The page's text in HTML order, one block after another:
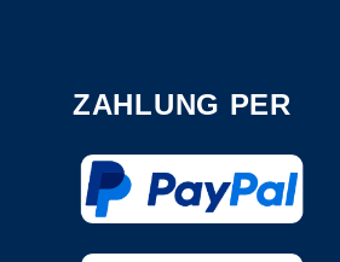
ZAHLUNG PER